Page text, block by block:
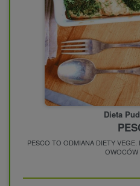
Dieta
PESCO TO ODMIANA DIETY
OWOCÓW